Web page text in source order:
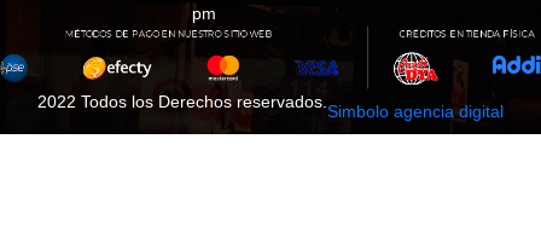
pm
2022 Todos los Derechos reservados. Simbolo agencia digital